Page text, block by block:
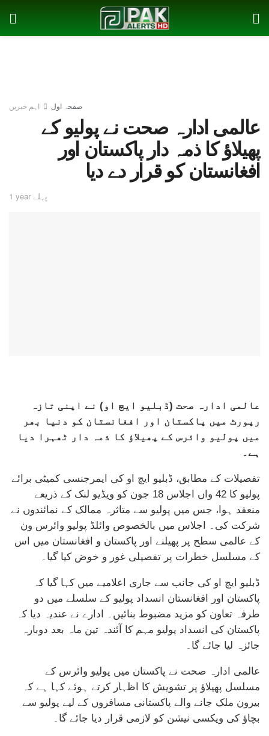
صفحہ اول اہم خبریں
عالمی ادارہ صحت نے پولیو کے
پھیلاؤ کا ذمہ دار پاکستان اور
افغانستان کو قرار دے دیا
1 year پہلے
عالمی ادارہ صحت (ڈبلیو ایچ او) نے اپنی تازہ
رپورٹ میں پاکستان اور افغانستان کو دنیا بھر
میں پولیو وائرس کے پھیلاؤ کا ذمہ دار ٹھہرا دیا
ہے۔
تفصیلات کے مطابق، ڈبلیو ایچ او کی ایمرجنسی کمیٹی برائے
پولیو کا 42 واں اجلاس 18 جون کو ویڈیو لنک کے ذریعے
منعقد ہوا، جس میں پولیو سے متاثرہ ممالک کے نمائندوں نے
شرکت کی۔ اجلاس میں بالخصوص وائلڈ پولیو وائرس ون
کے عالمی سطح پر پھیلنے اور پاکستان و افغانستان میں اس
کے مسلسل خطرات پر تفصیلی غور و خوض کیا گیا۔
ڈبلیو ایچ او کی جانب سے جاری اعلامیے میں کہا گیا کہ
پاکستان اور افغانستان انسداد پولیو کے سلسلے میں دو
طرفہ تعاون کو مزید مضبوط بنائیں۔ ادارے نے عندیہ دیا کہ
پاکستان کی انسداد پولیو مہم کا آئندہ تین ماہ بعد دوبارہ
جائزہ لیا جائے گا۔
عالمی ادارہ صحت نے پاکستان میں پولیو وائرس کے
مسلسل پھیلاؤ پر تشویش کا اظہار کرتے ہوئے کہا ہے کہ
بیرون ملک جانے والے پاکستانی مسافروں کے لیے پولیو سے
بچاؤ کی ویکسی نیشن کو لازمی قرار دیا جائے گا۔